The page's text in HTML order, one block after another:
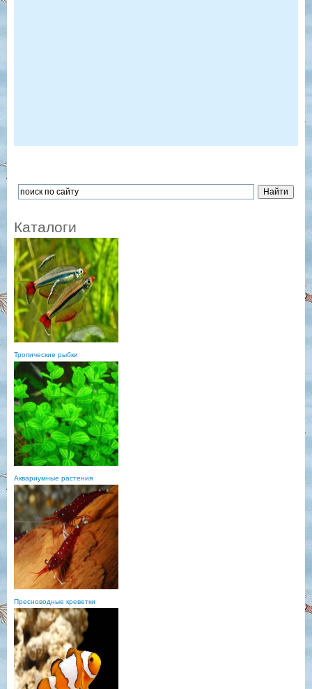
Каталоги
Тропические рыбки
Аквариумные растения
Пресноводные креветки